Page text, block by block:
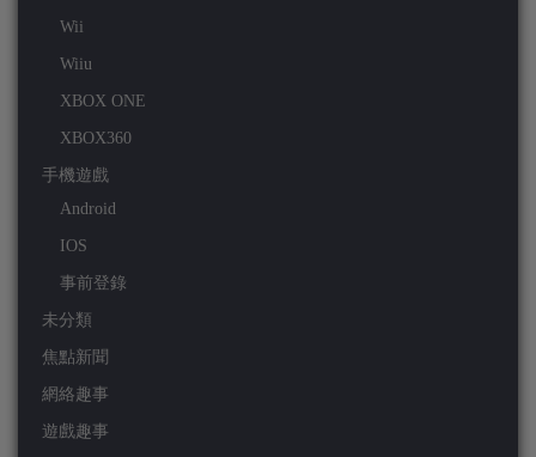
Wii
Wiiu
XBOX ONE
XBOX360
手機遊戲
Android
IOS
事前登錄
未分類
焦點新聞
網絡趣事
遊戲趣事